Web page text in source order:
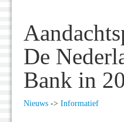
De
Bank in
Nieuws -> Informatief